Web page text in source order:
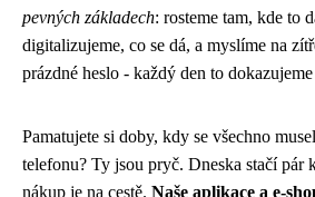
pevných základech: rosteme tam, kde to
digitalizujeme, co se dá, a myslíme na
prázdné heslo - každý den to
Pamatujete si doby, kdy se všechno
telefonu? Ty jsou pryč. Dneska stačí pár
nákup je na cestě. Naše aplikace a e-